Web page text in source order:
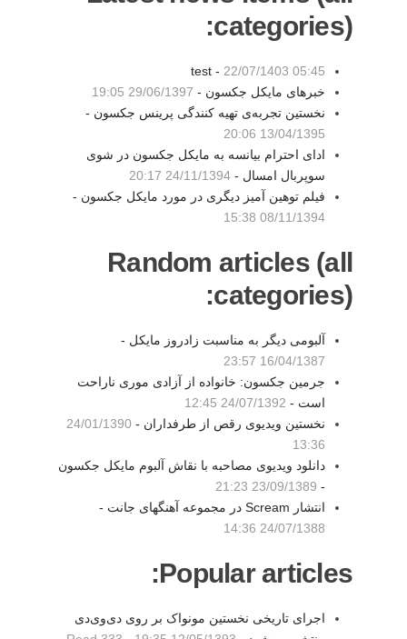
categories):
test - 22/07/1403 05:45
خبرهای مایکل جکسون - 29/06/1397 19:05
نخستین تجربه‌ی تهیه کنندگی پرینس جکسون -
13/04/1395 20:06
ادای احترام بیانسه به مایکل جکسون در شوی
سوپربال امسال - 24/11/1394 20:17
فیلم توهین آمیز دیگری در مورد مایکل جکسون -
08/11/1394 15:38
Random articles (all
categories):
آلبومی دیگر به مناسبت زادروز مایکل -
16/04/1387 23:57
جرمین جکسون: خانواده از آزادی موری ناراحت
است - 24/07/1392 12:45
نخستین ویدیوی رقص از طرفداران - 24/01/1390
13:36
دانلود ویدیوی مصاحبه با نقاش آلبوم مایکل جکسون
-
23/09/1389 21:23
انتشار Scream در مجموعه آهنگهای جانت -
24/07/1388 14:36
Popular articles:
اجرای تاریخی نخستین مونواک بر روی دی‌وی‌دی